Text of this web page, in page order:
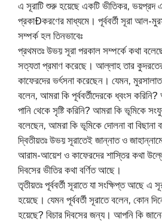
এ সূরাটি শুরু হয়েছে একটি ভীতিকর, ভয়প্রদ
প্রকাÐকরণের মাধ্যমে। পূর্ববর্তী সূরা আল-
সম্পর্ক হল তিনভাবেঃ
প্রথমতঃ উভয় সূরা পরকাল সম্পর্কে কথা
সত্যতা প্রমাণ করেছে। আল্লাহ তার
কাফেরদের ভর্ৎসনা করেছেন। যেমন,
বলেন, আমরা কি পূর্ববর্তীদেরকে ধ্বংস
পানি থেকে সৃষ্টি করিনি? আমরা কি ভূমিকে
বলেছেন, আমরা কি ভূমিকে দোলনা বা বিছানা
দ্বিতীয়তঃ উভয় সূরাতেই জান্নাত ও
আরাম-আয়েশ ও কাফেরদের শাস্তির কথা
দিবসের ভীতির কথা বর্ণিত আছে।
তৃতীয়তঃ পূর্ববর্তী সূরাতে যা সংক্ষিপ্ত আছে এ
হয়েছে। যেমন পূর্ববর্তী সূরাতে বলেন, কোন
হয়েছে? বিচার দিবসের জন্য। আপনি কি